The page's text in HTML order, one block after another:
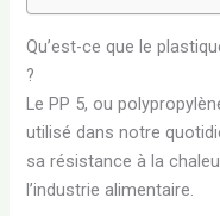
Qu’est-ce que le
?
Le PP 5, ou
utilisé dans notre
sa résistance à la
l’industrie alimentaire.